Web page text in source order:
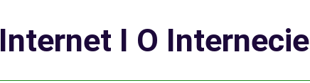
Internet I O Internecie